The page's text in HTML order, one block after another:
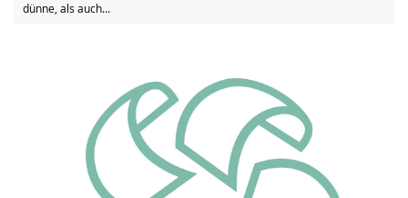
dünne, als auch...